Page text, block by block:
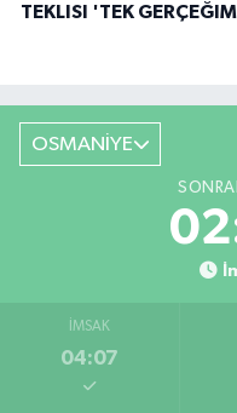
TEKLISI 'TEK
OSMANİYE
İMSAK
04:07